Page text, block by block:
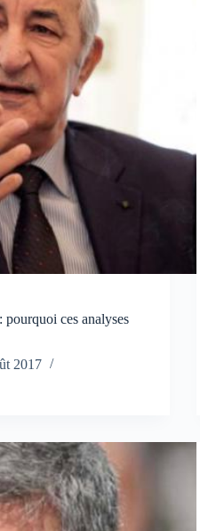
ces analyses
2017